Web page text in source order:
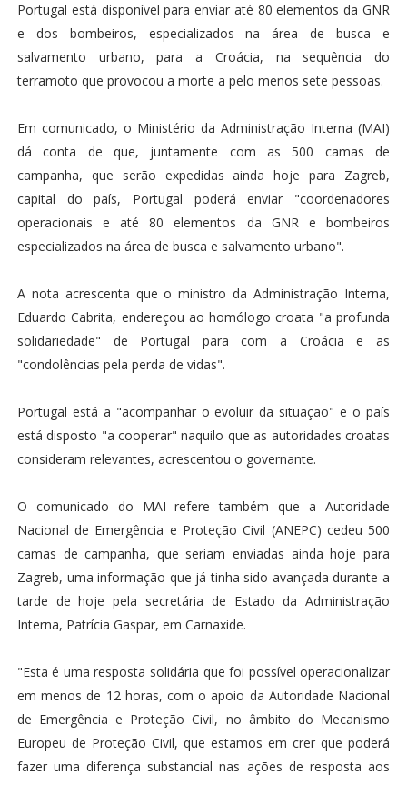
Portugal está disponível para enviar até 80 elementos da GNR
e dos bombeiros, especializados na área de busca e
salvamento urbano, para a Croácia, na sequência do
terramoto que provocou a morte a pelo menos sete pessoas.
Em comunicado, o Ministério da Administração Interna (MAI)
dá conta de que, juntamente com as 500 camas de
campanha, que serão expedidas ainda hoje para Zagreb,
capital do país, Portugal poderá enviar "coordenadores
operacionais e até 80 elementos da GNR e bombeiros
especializados na área de busca e salvamento urbano".
A nota acrescenta que o ministro da Administração Interna,
Eduardo Cabrita, endereçou ao homólogo croata "a profunda
solidariedade" de Portugal para com a Croácia e as
"condolências pela perda de vidas".
Portugal está a "acompanhar o evoluir da situação" e o país
está disposto "a cooperar" naquilo que as autoridades croatas
consideram relevantes, acrescentou o governante.
O comunicado do MAI refere também que a Autoridade
Nacional de Emergência e Proteção Civil (ANEPC) cedeu 500
camas de campanha, que seriam enviadas ainda hoje para
Zagreb, uma informação que já tinha sido avançada durante a
tarde de hoje pela secretária de Estado da Administração
Interna, Patrícia Gaspar, em Carnaxide.
"Esta é uma resposta solidária que foi possível operacionalizar
em menos de 12 horas, com o apoio da Autoridade Nacional
de Emergência e Proteção Civil, no âmbito do Mecanismo
Europeu de Proteção Civil, que estamos em crer que poderá
fazer uma diferença substancial nas ações de resposta aos